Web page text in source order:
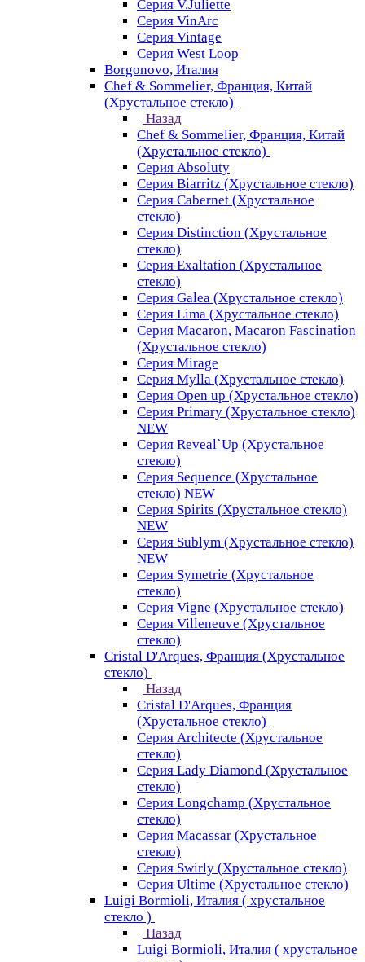
Серия V.Juliette
Серия VinArc
Серия Vintage
Серия West Loop
Borgonovo, Италия
Chef & Sommelier, Франция, Китай
(Хрустальное стекло)
Назад
Chef & Sommelier, Франция, Китай
(Хрустальное стекло)
Серия Absoluty
Серия Biarritz (Хрустальное стекло)
Серия Cabernet (Хрустальное
стекло)
Серия Distinction (Хрустальное
стекло)
Серия Exaltation (Хрустальное
стекло)
Серия Galea (Хрустальное стекло)
Серия Lima (Хрустальное стекло)
Серия Macaron, Macaron Fascination
(Хрустальное стекло)
Серия Mirage
Серия Mylla (Хрустальное стекло)
Серия Open up (Хрустальное стекло)
Серия Primary (Хрустальное стекло)
NEW
Серия Reveal`Up (Хрустальное
стекло)
Серия Sequence (Хрустальное
стекло) NEW
Серия Spirits (Хрустальное стекло)
NEW
Серия Sublym (Хрустальное стекло)
NEW
Серия Symetrie (Хрустальное
стекло)
Серия Vigne (Хрустальное стекло)
Серия Villeneuve (Хрустальное
стекло)
Cristal D'Arques, Франция (Хрустальное
стекло)
Назад
Cristal D'Arques, Франция
(Хрустальное стекло)
Серия Architecte (Хрустальное
стекло)
Серия Lady Diamond (Хрустальное
стекло)
Серия Longchamp (Хрустальное
стекло)
Серия Macassar (Хрустальное
стекло)
Серия Swirly (Хрустальное стекло)
Серия Ultime (Хрустальное стекло)
Luigi Bormioli, Италия ( хрустальное
стекло )
Назад
Luigi Bormioli, Италия ( хрустальное